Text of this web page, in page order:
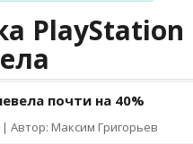
PlayStation
почти на 40%
| Автор: Максим Григорьев